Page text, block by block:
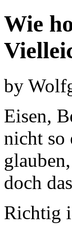
Wie
by
Eisen,
nicht so
doch
Richtig